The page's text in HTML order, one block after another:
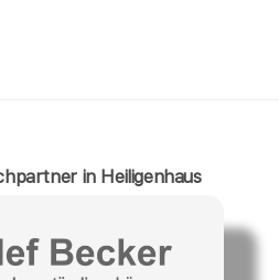
in Heiligenhaus